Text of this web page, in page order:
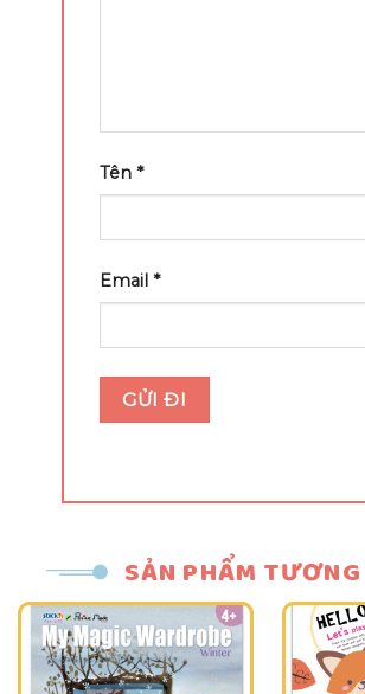
Tên *
Email *
SẢN PHẨM